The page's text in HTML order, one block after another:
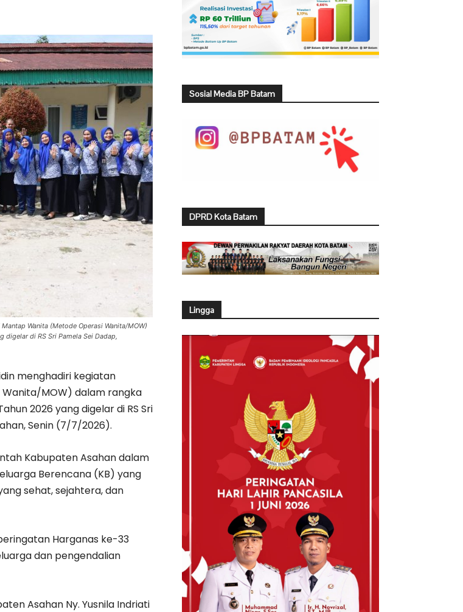
Wanita (Metode Operasi Wanita/MOW)
digelar di RS Sri Pamela Sei Dadap,
menghadiri kegiatan
MOW) dalam rangka
2026 yang digelar di RS Sri
Senin (7/7/2026).
Kabupaten Asahan dalam
Berencana (KB) yang
sehat, sejahtera, dan
Harganas ke-33
dan pengendalian
Asahan Ny. Yusnila Indriati
Sosial Media BP Batam
DPRD Kota Batam
Lingga